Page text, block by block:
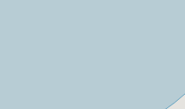
die ein
Reiten.
das Stadtleben und
und einladende
perfekte Balance aus